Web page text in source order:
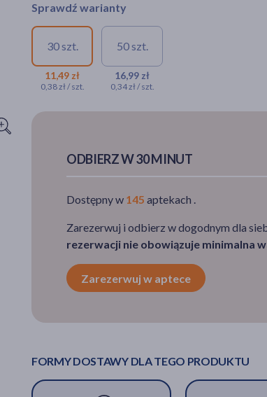
Sprawdź warianty
30 szt.
11,49 zł
0,38 zł / szt.
Etopiryna, tabletki od bólu głowy, 30 szt.
50 szt.
16,99 zł
0,34 zł / szt.
Etopiryna tabletki od bólu
ODBIERZ W 30 MINUT
Dostępny w 145 aptekach .
Zarezerwuj i odbierz w dogodnym dla
rezerwacji nie obowiązuje minimalna
Zarezerwuj w aptece
FORMY DOSTAWY DLA TEGO PRODUKTU